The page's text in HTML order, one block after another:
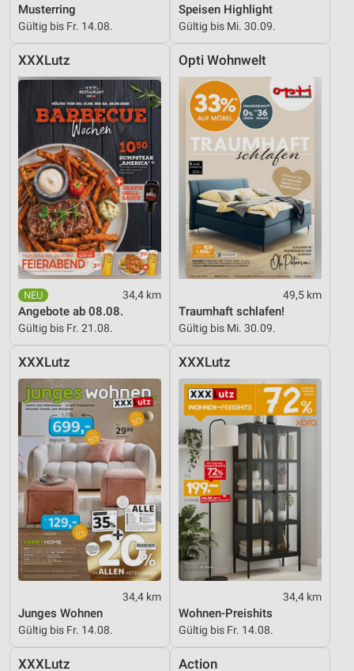
Musterring
Gültig bis Fr. 14.08.
Speisen Highlight
Gültig bis Mi. 30.09.
XXXLutz
34,4 km
Angebote ab 08.08.
Gültig bis Fr. 21.08.
Opti Wohnwelt
49,5 km
Traumhaft schlafen!
Gültig bis Mi. 30.09.
XXXLutz
34,4 km
Junges Wohnen
Gültig bis Fr. 14.08.
XXXLutz
34,4 km
Wohnen-Preishits
Gültig bis Fr. 14.08.
XXXLutz Action